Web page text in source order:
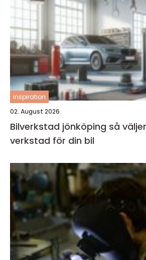
inspiration
02. August 2026
Bilverkstad jönköping så väljer du rätt
verkstad för din bil